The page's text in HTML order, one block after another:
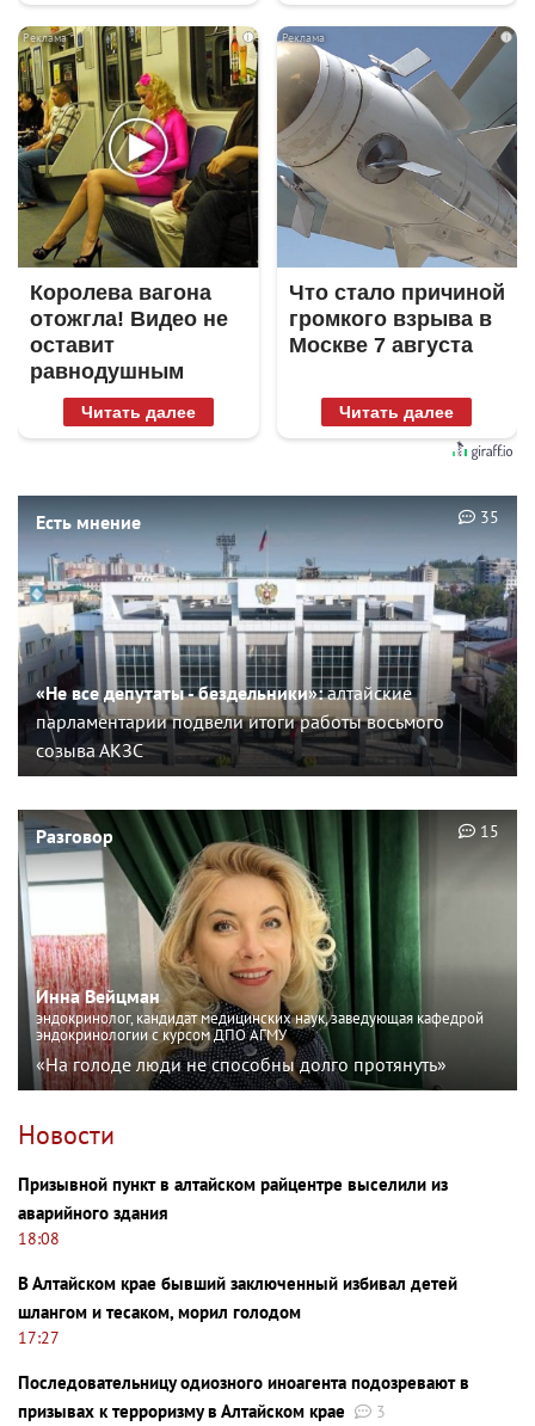
i
Королева вагона
отожгла! Видео не
оставит
равнодушным
Читать далее
i
Что стало причиной
громкого взрыва в
Москве 7 августа
Читать далее
Есть мнение
«Не все депутаты - бездельники»:алтайские
парламентарии подвели итоги работы восьмого
созыва АКЗС
35
Разговор
Инна Вейцман
эндокринолог, кандидат медицинских наук, заведующая кафедрой
эндокринологии с курсом ДПО АГМУ
«На голоде люди не способны долго протянуть»
15
Новости
Призывной пункт в алтайском райцентре выселили из
аварийного здания
18:08
В Алтайском крае бывший заключенный избивал детей
шлангом и тесаком, морил голодом
17:27
Последовательницу одиозного иноагента подозревают в
призывах к терроризму в Алтайском крае
3